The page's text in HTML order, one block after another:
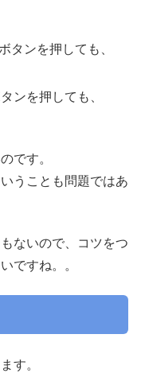
タンを押しても、
ンを押しても、
です。
うことも問題ではあ
ないので、コツをつ
ですね。。
す。